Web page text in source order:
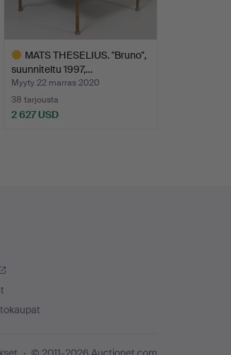
MATS THESELIUS. "Bruno",
suunniteltu 1997,…
Myyty 22 marras 2020
38 tarjousta
2 627 USD